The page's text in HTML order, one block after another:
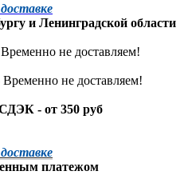
и Ленинградской области
не доставляем!
Временно не доставляем!
- от 350 руб
платежом